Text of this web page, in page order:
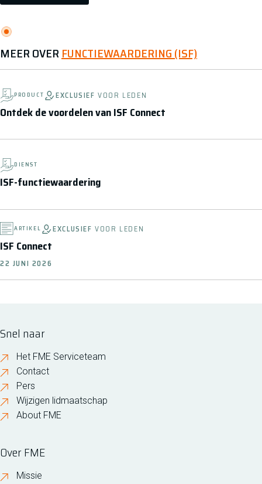
MEER OVERFUNCTIEWAARDERING (ISF)
PRODUCT EXCLUSIEFVOOR LEDEN
Ontdek de voordelen van ISF Connect
DIENST
ISF-functiewaardering
ARTIKEL EXCLUSIEFVOOR LEDEN
ISF Connect
22 JUNI 2026
Snel naar
Het FME Serviceteam
Contact
Pers
Wijzigen lidmaatschap
About FME
Over FME
Missie